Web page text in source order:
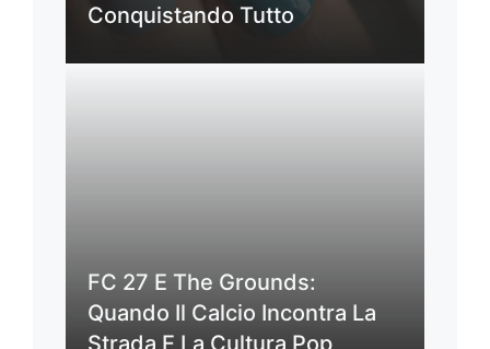
Conquistando Tutto
FC 27 E The Grounds:
Quando Il Calcio Incontra La
Strada E La Cultura Pop